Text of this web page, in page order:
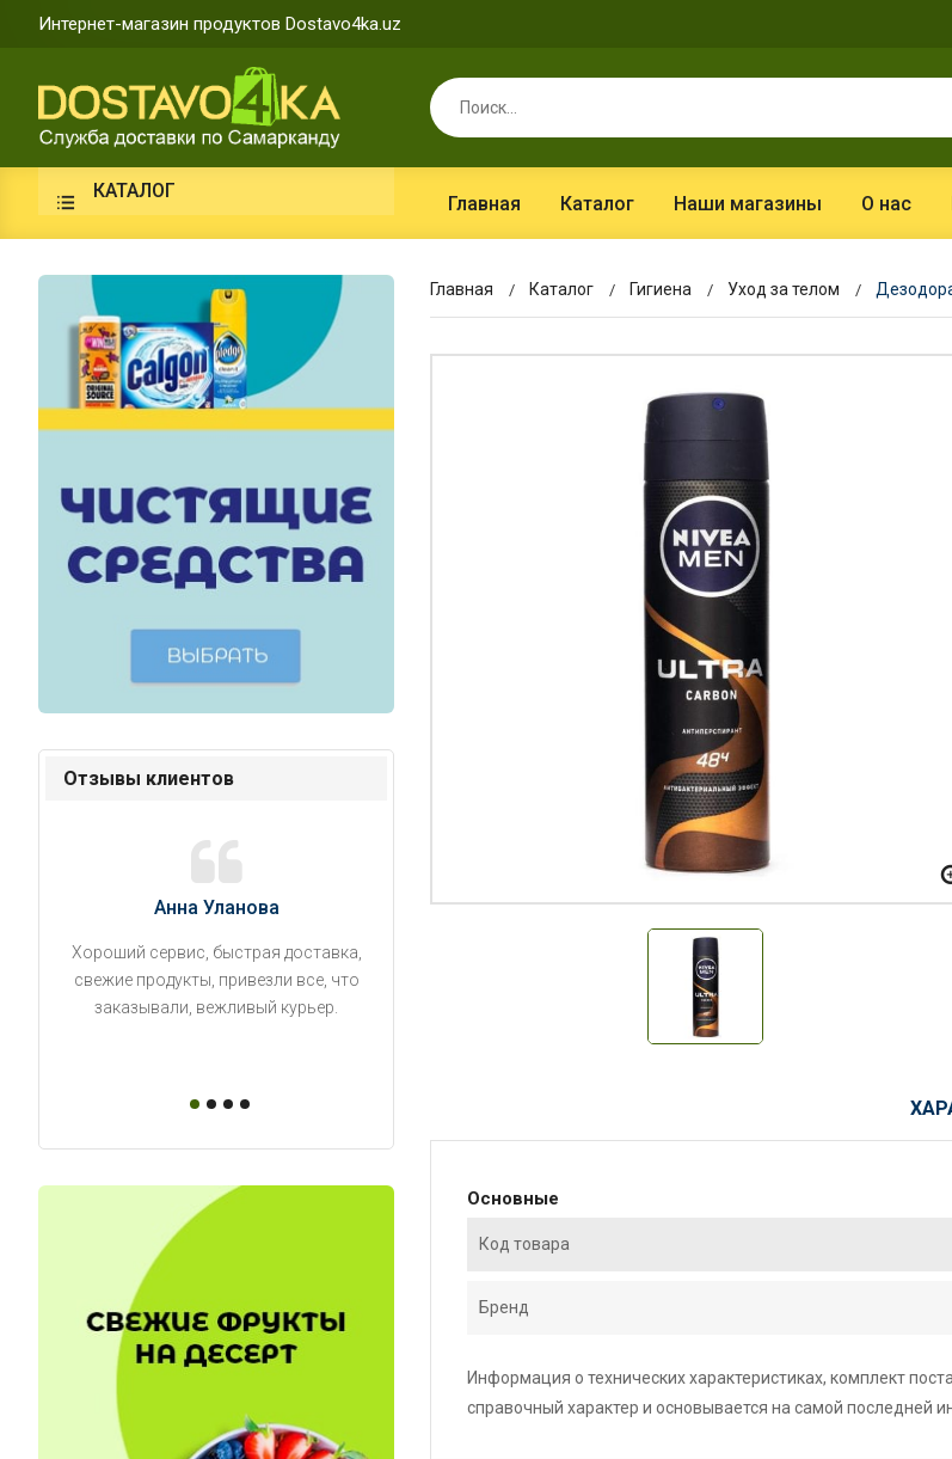
Интернет-магазин продуктов Dostavo4ka.uz
КАТАЛОГ
Главная Каталог Наши магазины О нас
Отзывы клиентов
Анна Уланова
Хороший сервис, быстрая доставка,
свежие продукты, привезли все, что
заказывали, вежливый курьер.
Александр П. Ольга Кузяева
Лежу в больнице, сделала заказ, все
привезли раньше назначенного
времени. Курьер Анвар, спасибо ему!
Главная Каталог Гигиена Уход за телом
Основные
Код товара
Бренд
Информация о технических характеристиках, комплект
справочный характер и основывается на самой